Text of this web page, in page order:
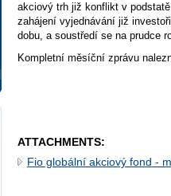
akciový trh již konflikt v
zahájení vyjednávání již
dobu, a soustředí se na prudce
Kompletní měsíční zprávu
ATTACHMENTS:
Fio globální akciový fond -